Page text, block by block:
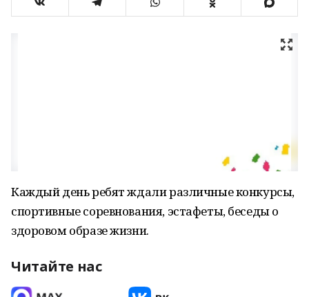
Каждый день ребят ждали различные конкурсы,
спортивные соревнования, эстафеты, беседы о
здоровом образе жизни.
Читайте нас